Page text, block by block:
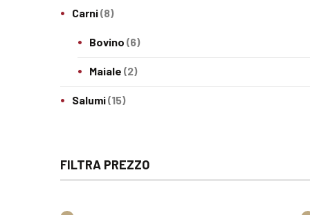
Carni(8)
Bovino (6)
Maiale (2)
Salumi(15)
FILTRA PREZZO